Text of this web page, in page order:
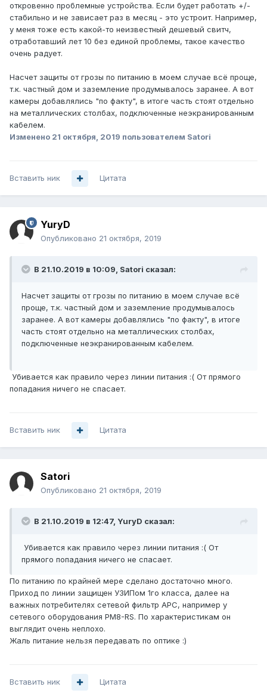
откровенно проблемные устройства. Если будет работать +/-
стабильно и не зависает раз в месяц - это устроит. Например,
у меня тоже есть какой-то неизвестный дешевый свитч,
отработавший лет 10 без единой проблемы, такое качество
очень радует.
Насчет защиты от грозы по питанию в моем случае всё проще,
т.к. частный дом и заземление продумывалось заранее. А вот
камеры добавлялись "по факту", в итоге часть стоят отдельно
на металлических столбах, подключенные неэкранированным
кабелем.
Изменено 21 октября, 2019 пользователем Satori
Вставить ник Цитата
YuryD
Опубликовано 21 октября, 2019
В 21.10.2019 в 10:09, Satori сказал:
Насчет защиты от грозы по питанию в моем случае всё
проще, т.к. частный дом и заземление продумывалось
заранее. А вот камеры добавлялись "по факту", в итоге
часть стоят отдельно на металлических столбах,
подключенные неэкранированным кабелем.
Убивается как правило через линии питания :( От прямого
попадания ничего не спасает.
Вставить ник Цитата
Satori
Опубликовано 21 октября, 2019
В 21.10.2019 в 12:47, YuryD сказал:
Убивается как правило через линии питания :( От
прямого попадания ничего не спасает.
По питанию по крайней мере сделано достаточно много.
Приход по линии защищен УЗИПом 1го класса, далее на
важных потребителях сетевой фильтр APC, например у
сетевого оборудования PM8-RS. По характеристикам он
выглядит очень неплохо.
Жаль питание нельзя передавать по оптике :)
Вставить ник Цитата